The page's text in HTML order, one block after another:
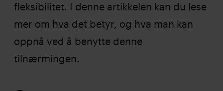
fleksibilitet. I denne artikkelen kan du lese
mer om hva det betyr, og hva man kan
oppnå ved å benytte denne
tilnærmingen.